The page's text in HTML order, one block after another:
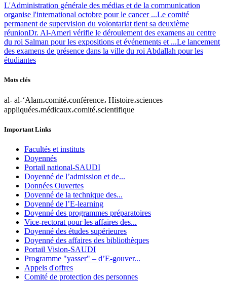
L'Administration générale des médias et de la communication
organise l'international octobre pour le cancer ...Le comité
permanent de supervision du volontariat tient sa deuxième
réunionDr. Al-Ameri vérifie le déroulement des examens au centre
du roi Salman pour les expositions et événements et ...Le lancement
des examens de présence dans la ville du roi Abdallah pour les
étudiantes
Mots clés
al- al-‘Alam،comité،conférence، Histoire،sciences
appliquées،médicaux،comité،scientifique
Important Links
Facultés et instituts
Doyennés
Portail national-SAUDI
Doyenné de l’admission et de...
Données Ouvertes
Doyenné de la technique des...
Doyenné de l’E-learning
Doyenné des programmes préparatoires
Vice-rectorat pour les affaires des...
Doyenné des études supérieures
Doyenné des affaires des bibliothèques
Portail Vision-SAUDI
Programme "yasser" – d’E-gouver...
Appels d'offres
Comité de protection des personnes